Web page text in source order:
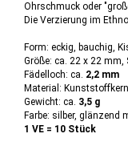
Ohrschmuck oder
Die Verzierung im
Form: eckig, bauchig,
Größe: ca. 22 x 22 mm,
Fädelloch: ca. 2,2 mm
Material:
Gewicht: ca. 3,5 g
Farbe: silber, glänzend
1 VE = 10 Stück